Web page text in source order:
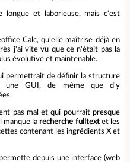
longue et laborieuse, mais c'est
Calc, qu'elle maîtrise déjà en
j'ai vite vu que ce n'était pas la
évolutive et maintenable.
permettrait de définir la structure
une GUI, de même que d'y
pas mal et qui pourrait presque
manque la recherche fulltextet les
contenant les ingrédients X et
depuis une interface (web